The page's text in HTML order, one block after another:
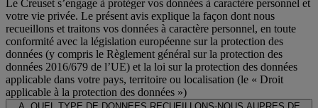
Le Creuset s’engage à protéger vos données à caractère personnel et
votre vie privée. Le présent avis explique la façon dont nous
recueillons et traitons vos données à caractère personnel, en toute
conformité avec la législation européenne sur la protection des
données (y compris le Règlement général sur la protection des
données 2016/679 de l’UE) et la loi sur la protection des données
applicable dans votre pays, territoire ou localisation (le « Droit
applicable à la protection des données »)